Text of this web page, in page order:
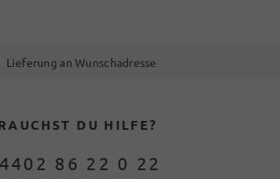
Lieferung an Wunschadresse
DU HILFE?
86 22 0 22